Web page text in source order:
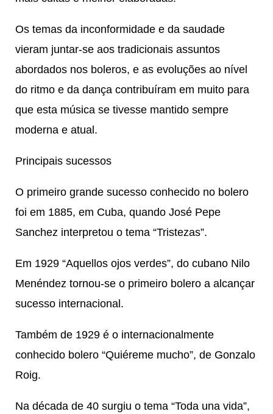
Os temas da inconformidade e da saudade
vieram juntar-se aos tradicionais assuntos
abordados nos boleros, e as evoluções ao nível
do ritmo e da dança contribuíram em muito para
que esta música se tivesse mantido sempre
moderna e atual.
Principais sucessos
O primeiro grande sucesso conhecido no bolero
foi em 1885, em Cuba, quando José Pepe
Sanchez interpretou o tema “Tristezas”.
Em 1929 “Aquellos ojos verdes”, do cubano Nilo
Menéndez tornou-se o primeiro bolero a alcançar
sucesso internacional.
Também de 1929 é o internacionalmente
conhecido bolero “Quiéreme mucho”, de Gonzalo
Roig.
Na década de 40 surgiu o tema “Toda una vida”,